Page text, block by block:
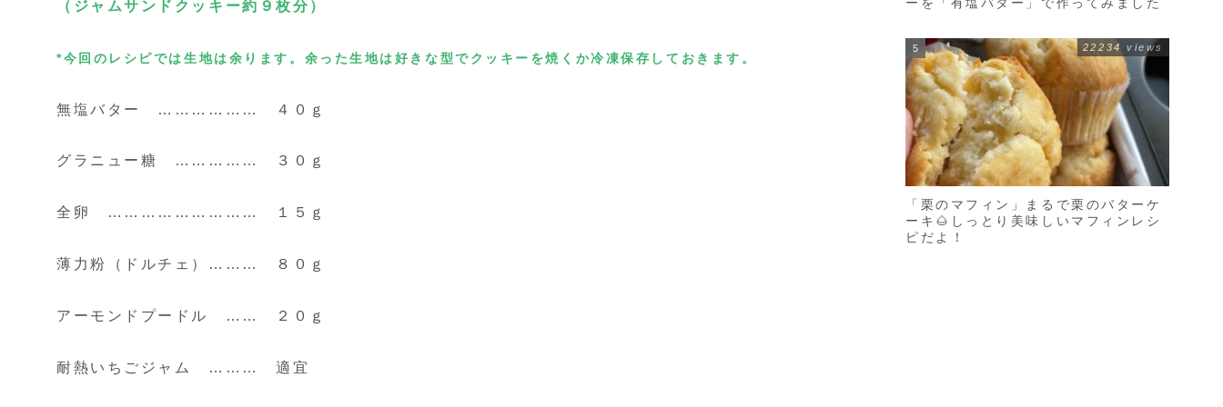
（ジャムサンドクッキー約９枚分）
*今回のレシピでは生地は余ります。余った生地は好きな型でクッキーを焼くか冷凍保存しておきます。
無塩バター ……………… ４０ｇ
グラニュー糖 …………… ３０ｇ
全卵 ……………………… １５ｇ
薄力粉（ドルチェ）……… ８０ｇ
アーモンドプードル …… ２０ｇ
耐熱いちごジャム ……… 適宜
「栗のマフィン」まるで栗のバターケ
ーキ🌰しっとり美味しいマフィンレシ
ピだよ！
22234 views